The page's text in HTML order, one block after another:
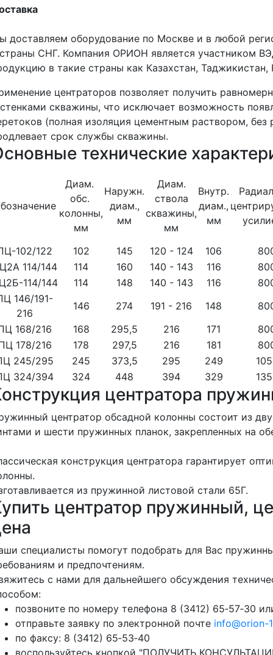
доставляем оборудование по Москве и в любой
СНГ. Компания ОРИОН является участником
в такие страны как Казахстан,
центраторов позволяет получить
скважины, что исключает возможность
(полная изоляция цементным раствором,
срок службы скважины.
технические
Диа­м.
обс.
колонны,
мм
Наружн.
диа­м.,
мм
Диа­м.
ствола
скважины,
мм
Внутр.
диам.,
мм
102/122 102 145 120 - 124 106
114/144
114 160 140 - 143 116
114/144
114 148 140 - 143 116
146/191-
216
146 274 191 - 216 148
168/216
168 295,5 216 171
178/216
178 297,5 216 181
245/295
245 373,5 295 249
324/394
324 448 394 329
центратора
центратор обсадной колонны состоит из
и шести пружинных планок, закрепленных на
конструкция центратора гарантирует
из пружинной листовой стали 65Г.
центратор пружинный,
специалисты помогут подобрать для Вас
и предпочтениям.
с нами для дальнейшего обсуждения
позвоните по номеру телефона 8 (3412) 65‑57‑30
отправьте заявку по электронной почте info@orion-
по факсу: 8 (3412) 65‑53‑40
воспользуйтесь кнопкой "ПОЛУЧИТЬ